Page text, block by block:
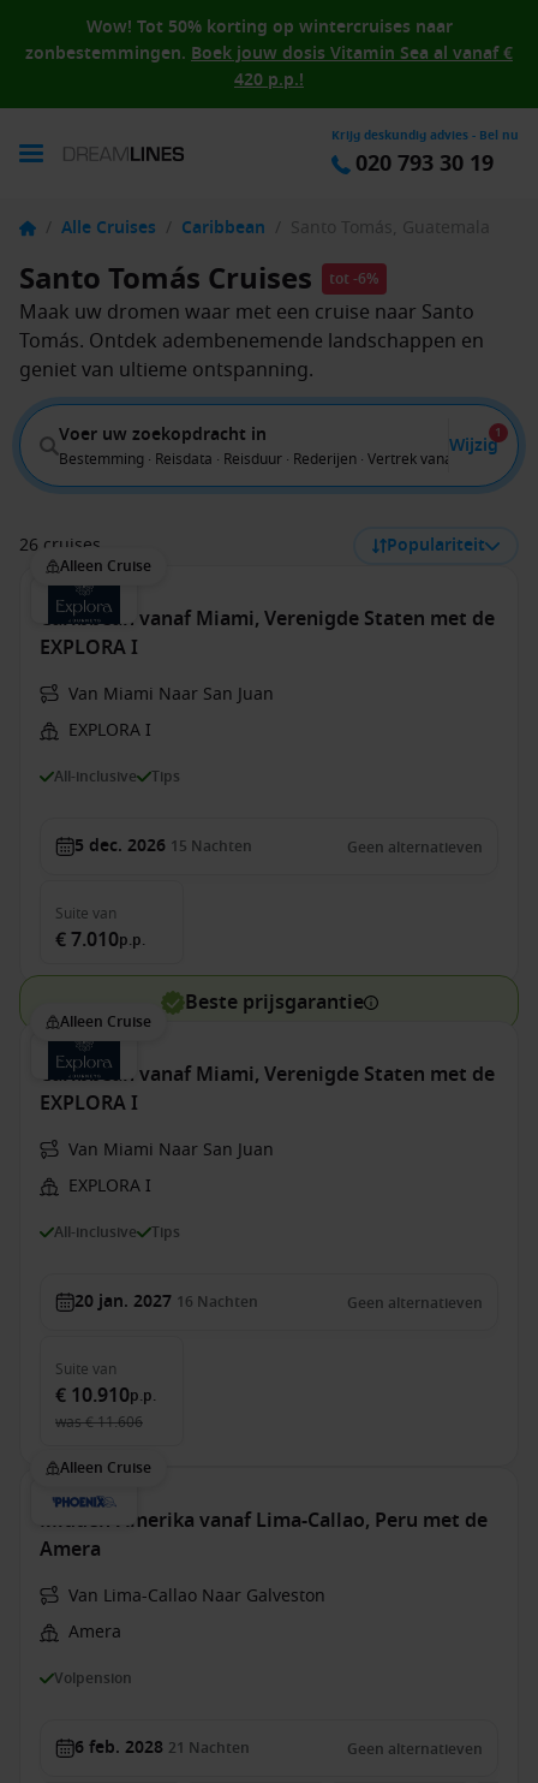
Wow! Tot 50% korting op wintercruises naar
zonbestemmingen. Boek jouw dosis Vitamin Sea al vanaf €
420 p.p.!
Krijg deskundig advies - Bel nu
020 793 30 19
/ Alle Cruises / Caribbean / Santo Tomás, Guatemala
Santo Tomás Cruises tot -6%
Maak uw dromen waar met een cruise naar Santo
Tomás. Ontdek adembenemende landschappen en
geniet van ultieme ontspanning.
Voer uw zoekopdracht in
Bestemming · Reisdata · Reisduur · Rederijen · Vertrek vanaf
Wijzig
1
26 cruises Populariteit
Alleen Cruise
Caribbean vanaf Miami, Verenigde Staten met de
EXPLORA I
Van Miami Naar San Juan
EXPLORA I
All-inclusive Tips
5 dec. 2026 15 Nachten Geen alternatieven
Suite van
€ 7.010p.p.
Beste prijsgarantie
Alleen Cruise
Caribbean vanaf Miami, Verenigde Staten met de
EXPLORA I
Van Miami Naar San Juan
EXPLORA I
All-inclusive Tips
20 jan. 2027 16 Nachten Geen alternatieven
Suite van
€ 10.910p.p.
was€ 11.606
Alleen Cruise
Midden-Amerika vanaf Lima-Callao, Peru met de
Amera
Van Lima-Callao Naar Galveston
Amera
Volpension
6 feb. 2028 21 Nachten Geen alternatieven